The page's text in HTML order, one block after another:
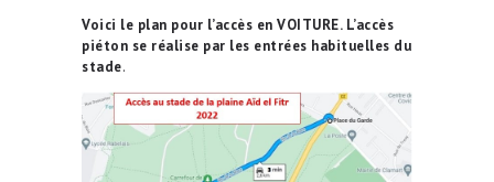
Voici le plan pour l’accès en VOITURE. L’accès
piéton se réalise par les entrées habituelles du
stade.